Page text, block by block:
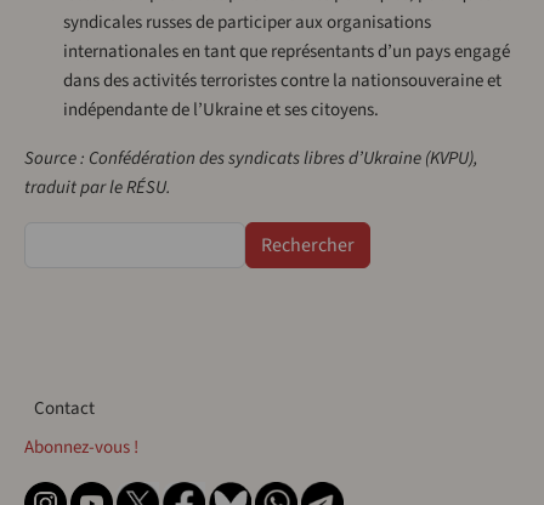
syndicales russes de participer aux organisations
internationales en tant que représentants d’un pays engagé
dans des activités terroristes contre la nationsouveraine et
indépendante de l’Ukraine et ses citoyens.
Source : Confédération des syndicats libres d’Ukraine (KVPU),
traduit par le RÉSU.
Contact
Contact
Abonnez-vous !